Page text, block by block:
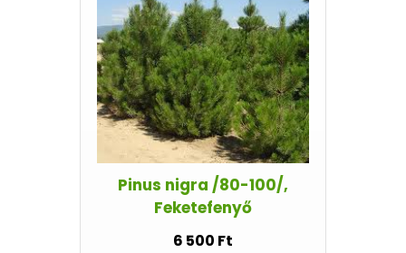
Pinus nigra /80-100/,
Feketefenyő
6 500 Ft